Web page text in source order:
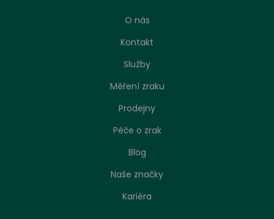
O nás
Kontakt
Služby
Měření zraku
Prodejny
Péče o zrak
Blog
Naše značky
Kariéra
Nastavení zpracování cookies
Stejně jako jakákoliv jiná webová stránka, může
náš web ukládat nebo načítat informace zejména